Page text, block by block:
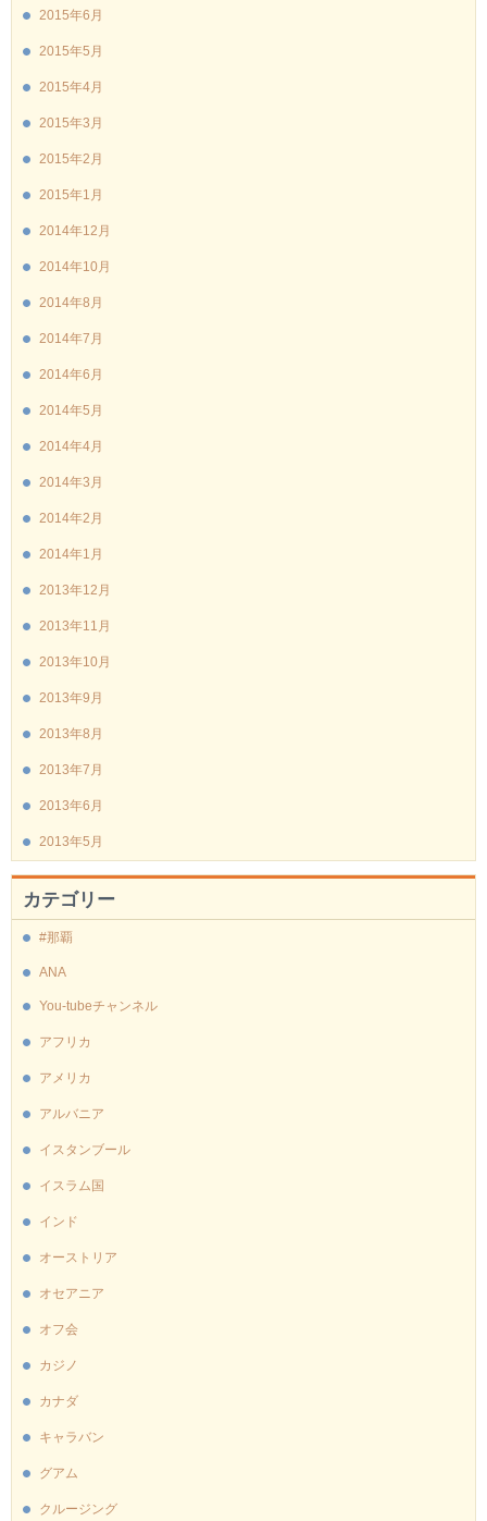
2015年6月
2015年5月
2015年4月
2015年3月
2015年2月
2015年1月
2014年12月
2014年10月
2014年8月
2014年7月
2014年6月
2014年5月
2014年4月
2014年3月
2014年2月
2014年1月
2013年12月
2013年11月
2013年10月
2013年9月
2013年8月
2013年7月
2013年6月
2013年5月
カテゴリー
#那覇
ANA
You-tubeチャンネル
アフリカ
アメリカ
アルバニア
イスタンブール
イスラム国
インド
オーストリア
オセアニア
オフ会
カジノ
カナダ
キャラバン
グアム
クルージング